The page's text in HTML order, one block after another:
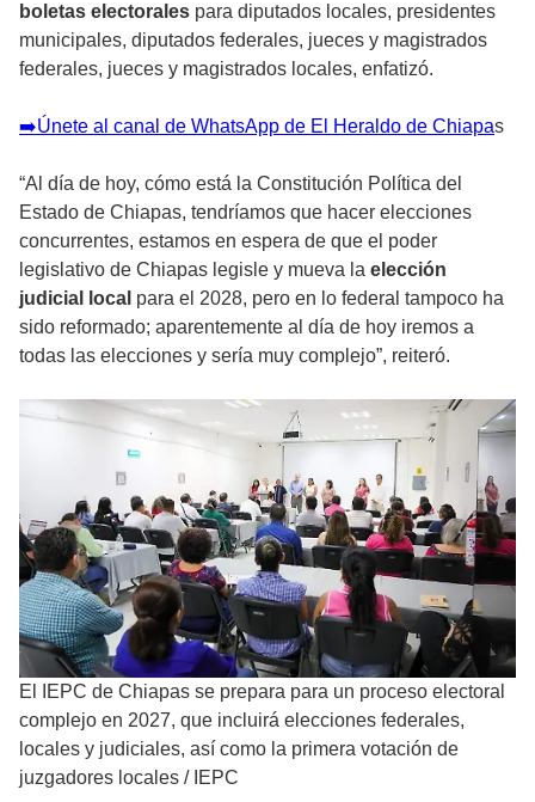
boletas electorales para diputados locales, presidentes
municipales, diputados federales, jueces y magistrados
federales, jueces y magistrados locales, enfatizó.
➡️Únete al canal de WhatsApp de El Heraldo de Chiapas
“Al día de hoy, cómo está la Constitución Política del
Estado de Chiapas, tendríamos que hacer elecciones
concurrentes, estamos en espera de que el poder
legislativo de Chiapas legisle y mueva la elección
judicial local para el 2028, pero en lo federal tampoco ha
sido reformado; aparentemente al día de hoy iremos a
todas las elecciones y sería muy complejo”, reiteró.
El IEPC de Chiapas se prepara para un proceso electoral
complejo en 2027, que incluirá elecciones federales,
locales y judiciales, así como la primera votación de
juzgadores locales / IEPC